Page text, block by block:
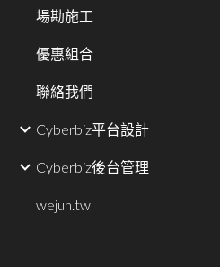
場勘施工
優惠組合
聯絡我們
Cyberbiz平台設計
Cyberbiz後台管理
wejun.tw